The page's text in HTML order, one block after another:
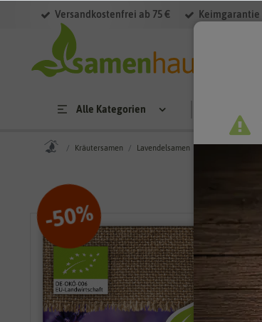
Versandkostenfrei ab 75 € Keimgarantie
Alle Kategorien
Kräutersamen Lavendelsamen
-50%